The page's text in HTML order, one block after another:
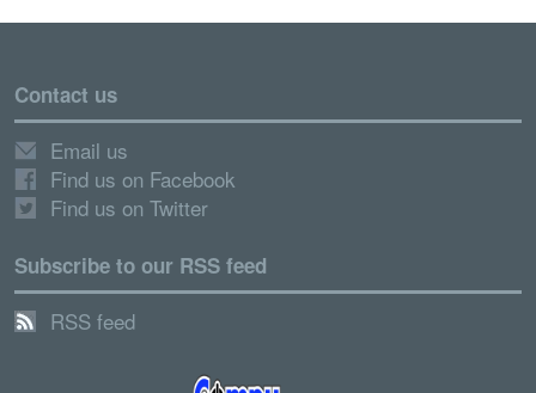
Contact us
Email us
Find us on Facebook
Find us on Twitter
Subscribe to our RSS feed
RSS feed